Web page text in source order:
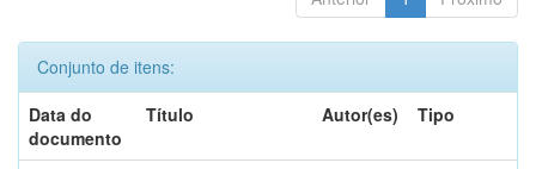
Conjunto de itens:
Data do
documento
Título Autor(es) Tipo